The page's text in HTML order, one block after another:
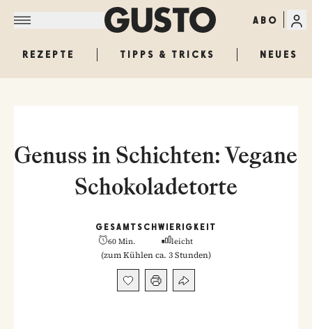
ABO
REZEPTE TIPPS & TRICKS NEUES
Genuss in Schichten: Vegane
Schokoladetorte
GESAMT
60 Min.
SCHWIERIGKEIT
leicht
(zum Kühlen ca. 3 Stunden)